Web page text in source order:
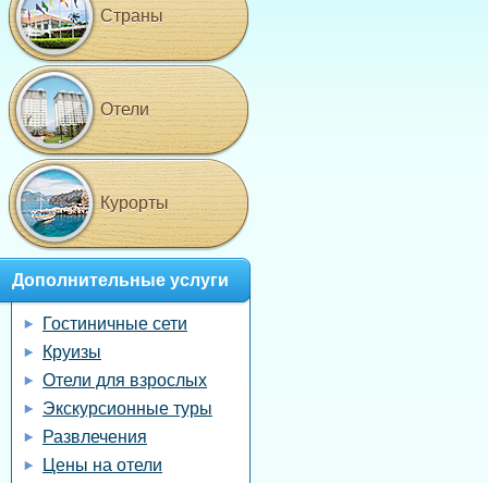
Страны
Отели
Курорты
Дополнительные услуги
Гостиничные сети
Круизы
Отели для взрослых
Экскурсионные туры
Развлечения
Цены на отели